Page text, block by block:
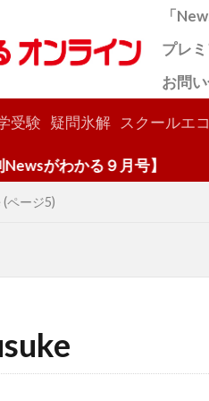
「
プレ
お問
受験 疑問氷解 スクールエ
かる９月号】
ページ5)